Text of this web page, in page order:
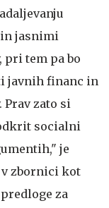
jasnimi
tem pa bo
javnih financ in
zato si
socialni
je
zbornici kot
za